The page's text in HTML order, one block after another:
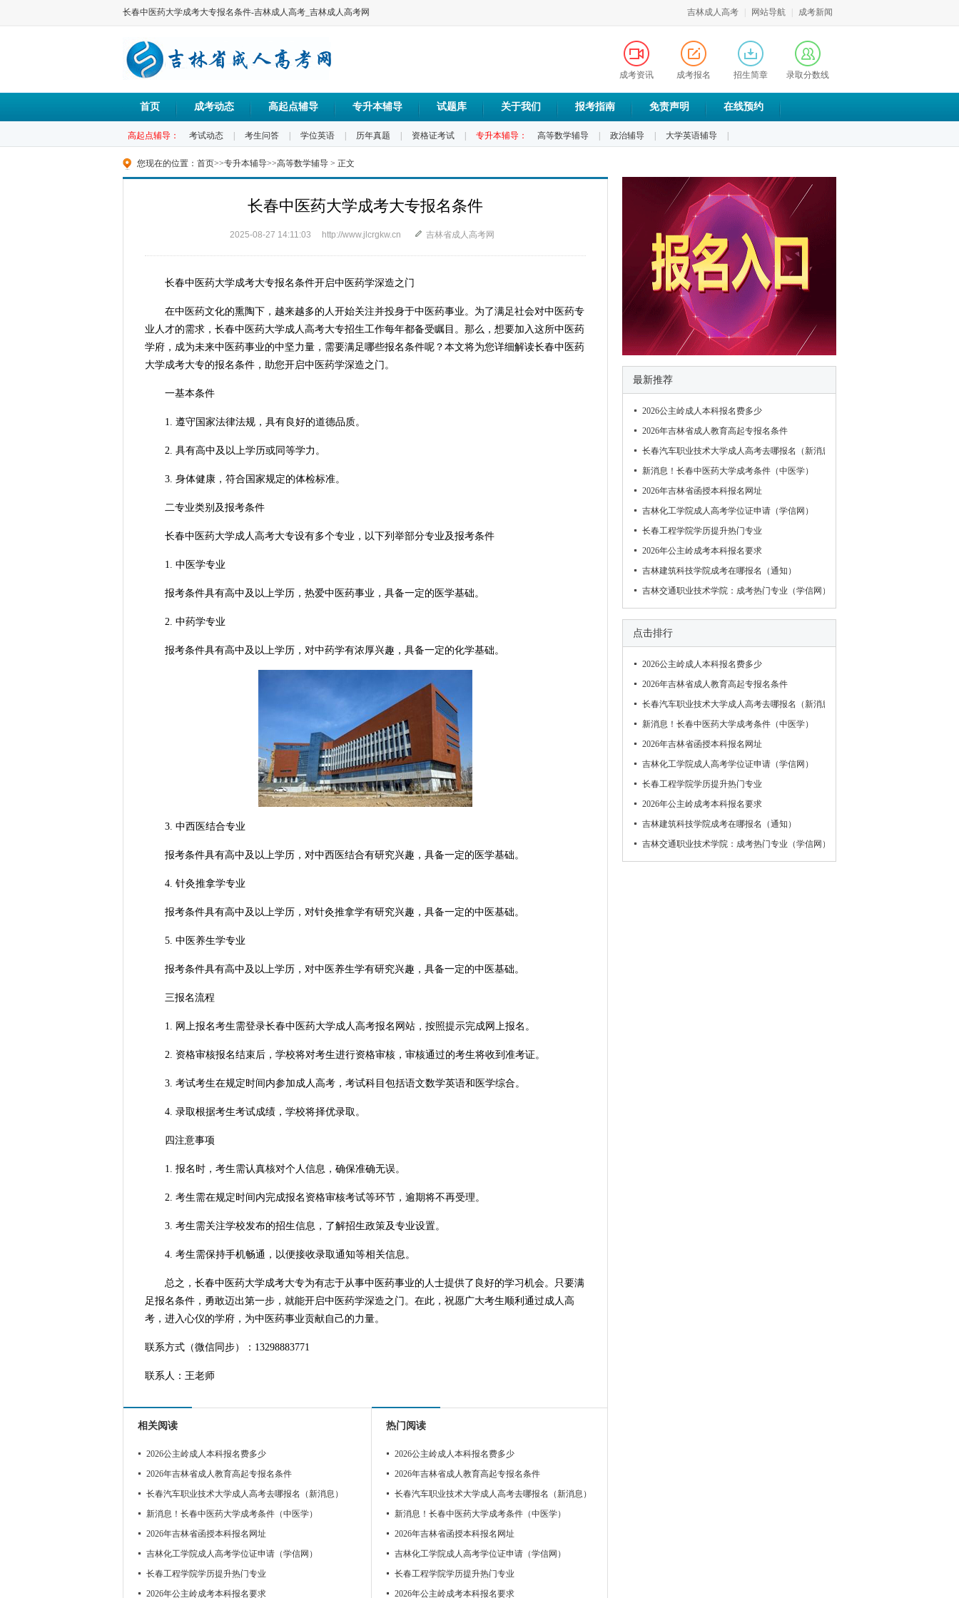
长春中医药大学成考大专报名条件-吉林成人高考_吉林成人高考网 吉林成人高考 网站导航 成考新闻
成考资讯 成考报名 招生简章 录取分数线
首页 成考动态 高起点辅导 专升本辅导 试题库 关于我们 报考指南 免责声明 在线预约
高起点辅导： 考试动态 考生问答 学位英语 历年真题 资格证考试 专升本辅导： 高等数学辅导 政治辅导 大学英语辅导
您现在的位置： 首页>>专升本辅导>>高等数学辅导 > 正文
长春中医药大学成考大专报名条件
2025-08-27 14:11:03 http://www.jlcrgkw.cn 吉林省成人高考网
长春中医药大学成考大专报名条件开启中医药学深造之门
在中医药文化的熏陶下，越来越多的人开始关注并投身于中医药事业。为了满足社会对中医药专
业人才的需求，长春中医药大学成人高考大专招生工作每年都备受瞩目。那么，想要加入这所中医药
学府，成为未来中医药事业的中坚力量，需要满足哪些报名条件呢？本文将为您详细解读长春中医药
大学成考大专的报名条件，助您开启中医药学深造之门。
一基本条件
1. 遵守国家法律法规，具有良好的道德品质。
2. 具有高中及以上学历或同等学力。
3. 身体健康，符合国家规定的体检标准。
二专业类别及报考条件
长春中医药大学成人高考大专设有多个专业，以下列举部分专业及报考条件
1. 中医学专业
报考条件具有高中及以上学历，热爱中医药事业，具备一定的医学基础。
2. 中药学专业
报考条件具有高中及以上学历，对中药学有浓厚兴趣，具备一定的化学基础。
3. 中西医结合专业
报考条件具有高中及以上学历，对中西医结合有研究兴趣，具备一定的医学基础。
4. 针灸推拿学专业
报考条件具有高中及以上学历，对针灸推拿学有研究兴趣，具备一定的中医基础。
5. 中医养生学专业
报考条件具有高中及以上学历，对中医养生学有研究兴趣，具备一定的中医基础。
三报名流程
1. 网上报名考生需登录长春中医药大学成人高考报名网站，按照提示完成网上报名。
2. 资格审核报名结束后，学校将对考生进行资格审核，审核通过的考生将收到准考证。
3. 考试考生在规定时间内参加成人高考，考试科目包括语文数学英语和医学综合。
4. 录取根据考生考试成绩，学校将择优录取。
四注意事项
1. 报名时，考生需认真核对个人信息，确保准确无误。
2. 考生需在规定时间内完成报名资格审核考试等环节，逾期将不再受理。
3. 考生需关注学校发布的招生信息，了解招生政策及专业设置。
4. 考生需保持手机畅通，以便接收录取通知等相关信息。
总之，长春中医药大学成考大专为有志于从事中医药事业的人士提供了良好的学习机会。只要满
足报名条件，勇敢迈出第一步，就能开启中医药学深造之门。在此，祝愿广大考生顺利通过成人高
考，进入心仪的学府，为中医药事业贡献自己的力量。
联系方式（微信同步）：13298883771
联系人：王老师
相关阅读
2026公主岭成人本科报名费多少
2026年吉林省成人教育高起专报名条件
长春汽车职业技术大学成人高考去哪报名（新消息）
新消息！长春中医药大学成考条件（中医学）
2026年吉林省函授本科报名网址
吉林化工学院成人高考学位证申请（学信网）
长春工程学院学历提升热门专业
2026年公主岭成考本科报名要求
热门阅读
2026公主岭成人本科报名费多少
2026年吉林省成人教育高起专报名条件
长春汽车职业技术大学成人高考去哪报名（新消息）
新消息！长春中医药大学成考条件（中医学）
2026年吉林省函授本科报名网址
吉林化工学院成人高考学位证申请（学信网）
长春工程学院学历提升热门专业
2026年公主岭成考本科报名要求
最新推荐
2026公主岭成人本科报名费多少
2026年吉林省成人教育高起专报名条件
长春汽车职业技术大学成人高考去哪报名（新消息）
新消息！长春中医药大学成考条件（中医学）
2026年吉林省函授本科报名网址
吉林化工学院成人高考学位证申请（学信网）
长春工程学院学历提升热门专业
2026年公主岭成考本科报名要求
吉林建筑科技学院成考在哪报名（通知）
吉林交通职业技术学院：成考热门专业（学信网）
点击排行
2026公主岭成人本科报名费多少
2026年吉林省成人教育高起专报名条件
长春汽车职业技术大学成人高考去哪报名（新消息）
新消息！长春中医药大学成考条件（中医学）
2026年吉林省函授本科报名网址
吉林化工学院成人高考学位证申请（学信网）
长春工程学院学历提升热门专业
2026年公主岭成考本科报名要求
吉林建筑科技学院成考在哪报名（通知）
吉林交通职业技术学院：成考热门专业（学信网）